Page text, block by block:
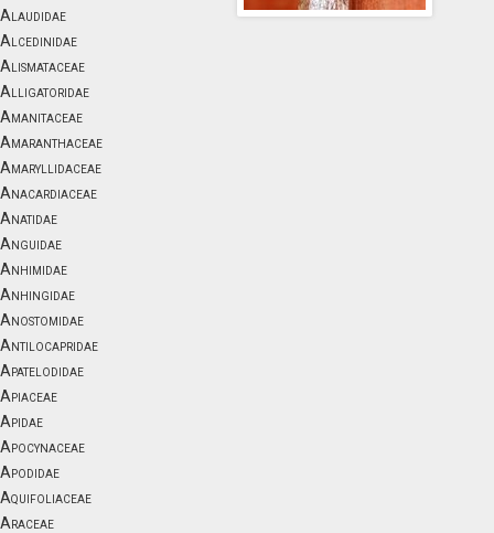
Alaudidae
Alcedinidae
Alismataceae
Alligatoridae
Amanitaceae
Amaranthaceae
Amaryllidaceae
Anacardiaceae
Anatidae
Anguidae
Anhimidae
Anhingidae
Anostomidae
Antilocapridae
Apatelodidae
Apiaceae
Apidae
Apocynaceae
Apodidae
Aquifoliaceae
Araceae